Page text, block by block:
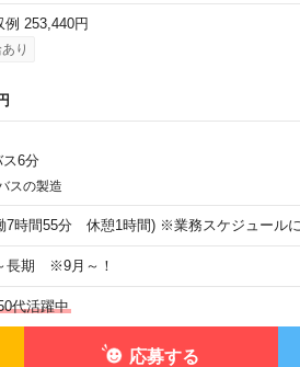
253,440円
り
6分
スの製造
7時間55分 休憩1時間) ※業務スケジュール
長期 ※9月～！
代活躍中
応募する